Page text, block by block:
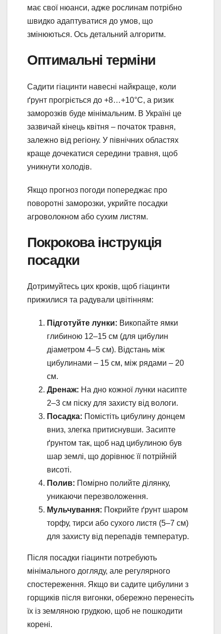
має свої нюанси, адже рослинам потрібно
швидко адаптуватися до умов, що
змінюються. Ось детальний алгоритм.
Оптимальні терміни
Садити гіацинти навесні найкраще, коли
ґрунт прогріється до +8…+10°C, а ризик
заморозків буде мінімальним. В Україні це
зазвичай кінець квітня – початок травня,
залежно від регіону. У північних областях
краще дочекатися середини травня, щоб
уникнути холодів.
Якщо прогноз погоди попереджає про
поворотні заморозки, укрийте посадки
агроволокном або сухим листям.
Покрокова інструкція
посадки
Дотримуйтесь цих кроків, щоб гіацинти
прижилися та радували цвітінням:
Підготуйте лунки: Викопайте ямки
глибиною 12–15 см (для цибулин
діаметром 4–5 см). Відстань між
цибулинами – 15 см, між рядами – 20
см.
Дренаж: На дно кожної лунки насипте
2–3 см піску для захисту від вологи.
Посадка: Помістіть цибулину донцем
вниз, злегка притиснувши. Засипте
ґрунтом так, щоб над цибулиною був
шар землі, що дорівнює її потрійній
висоті.
Полив: Помірно полийте ділянку,
уникаючи перезволоження.
Мульчування: Покрийте ґрунт шаром
торфу, тирси або сухого листя (5–7 см)
для захисту від перепадів температур.
Після посадки гіацинти потребують
мінімального догляду, але регулярного
спостереження. Якщо ви садите цибулини з
горщиків після вигонки, обережно перенесіть
їх із земляною грудкою, щоб не пошкодити
корені.